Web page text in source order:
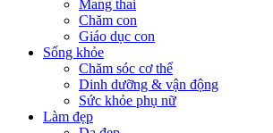
Mang thai
Chăm con
Giáo dục con
Sống khỏe
Chăm sóc cơ thể
Dinh dưỡng & vận động
Sức khỏe phụ nữ
Làm đẹp